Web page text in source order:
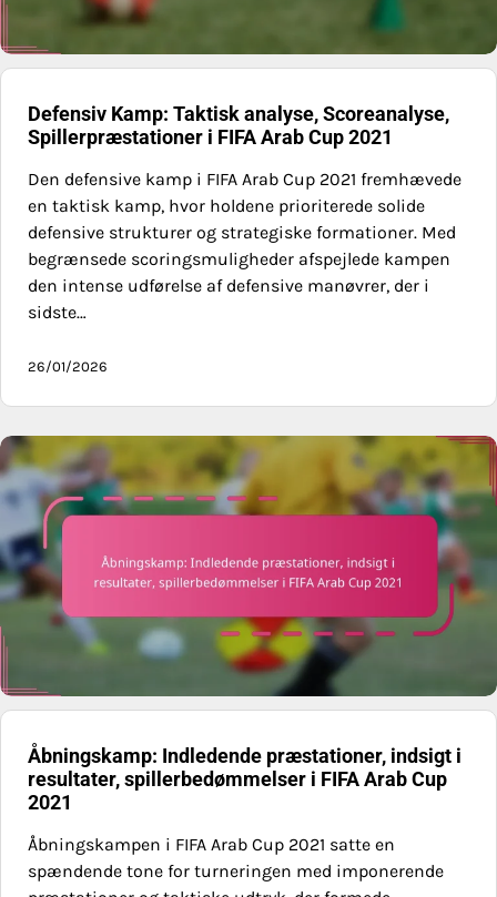
Defensiv Kamp: Taktisk analyse, Scoreanalyse,
Spillerpræstationer i FIFA Arab Cup 2021
Den defensive kamp i FIFA Arab Cup 2021 fremhævede
en taktisk kamp, hvor holdene prioriterede solide
defensive strukturer og strategiske formationer. Med
begrænsede scoringsmuligheder afspejlede kampen
den intense udførelse af defensive manøvrer, der i
sidste…
26/01/2026
Åbningskamp: Indledende præstationer, indsigt i
resultater, spillerbedømmelser i FIFA Arab Cup
2021
Åbningskampen i FIFA Arab Cup 2021 satte en
spændende tone for turneringen med imponerende